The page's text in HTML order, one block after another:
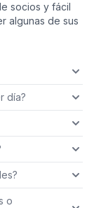
socios y fácil
algunas de sus
día?
o